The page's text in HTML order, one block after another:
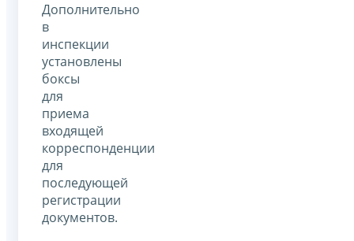
Дополнительно
в
инспекции
установлены
боксы
для
приема
входящей
корреспонденции
для
последующей
регистрации
документов.